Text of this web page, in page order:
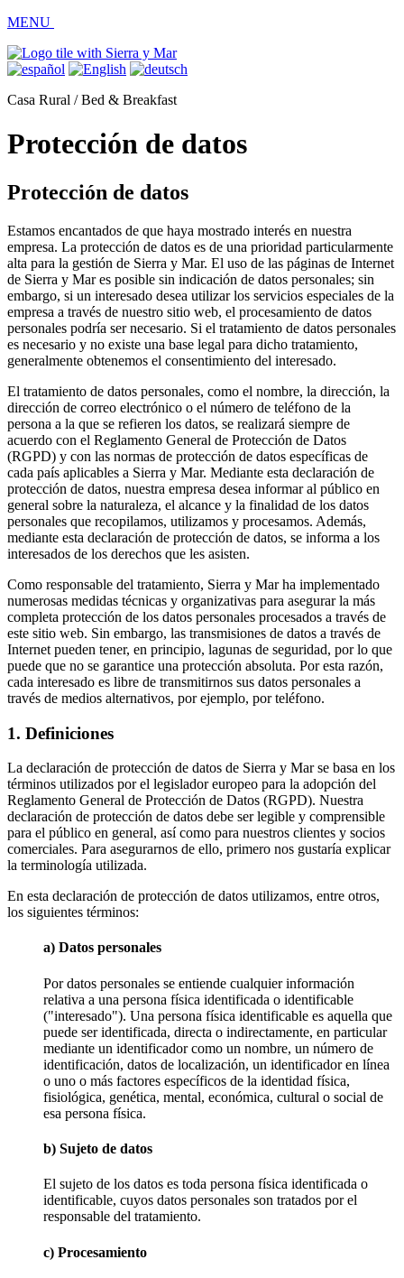
MENU
Casa Rural /Bed & Breakfast
Protección de datos
Protección de datos
Estamos encantados de que haya mostrado interés en nuestra
empresa. La protección de datos es de una prioridad particularmente
alta para la gestión de Sierra y Mar. El uso de las páginas de Internet
de Sierra y Mar es posible sin indicación de datos personales; sin
embargo, si un interesado desea utilizar los servicios especiales de la
empresa a través de nuestro sitio web, el procesamiento de datos
personales podría ser necesario. Si el tratamiento de datos personales
es necesario y no existe una base legal para dicho tratamiento,
generalmente obtenemos el consentimiento del interesado.
El tratamiento de datos personales, como el nombre, la dirección, la
dirección de correo electrónico o el número de teléfono de la
persona a la que se refieren los datos, se realizará siempre de
acuerdo con el Reglamento General de Protección de Datos
(RGPD) y con las normas de protección de datos específicas de
cada país aplicables a Sierra y Mar. Mediante esta declaración de
protección de datos, nuestra empresa desea informar al público en
general sobre la naturaleza, el alcance y la finalidad de los datos
personales que recopilamos, utilizamos y procesamos. Además,
mediante esta declaración de protección de datos, se informa a los
interesados de los derechos que les asisten.
Como responsable del tratamiento, Sierra y Mar ha implementado
numerosas medidas técnicas y organizativas para asegurar la más
completa protección de los datos personales procesados a través de
este sitio web. Sin embargo, las transmisiones de datos a través de
Internet pueden tener, en principio, lagunas de seguridad, por lo que
puede que no se garantice una protección absoluta. Por esta razón,
cada interesado es libre de transmitirnos sus datos personales a
través de medios alternativos, por ejemplo, por teléfono.
1. Definiciones
La declaración de protección de datos de Sierra y Mar se basa en los
términos utilizados por el legislador europeo para la adopción del
Reglamento General de Protección de Datos (RGPD). Nuestra
declaración de protección de datos debe ser legible y comprensible
para el público en general, así como para nuestros clientes y socios
comerciales. Para asegurarnos de ello, primero nos gustaría explicar
la terminología utilizada.
En esta declaración de protección de datos utilizamos, entre otros,
los siguientes términos:
a) Datos personales
Por datos personales se entiende cualquier información
relativa a una persona física identificada o identificable
("interesado"). Una persona física identificable es aquella que
puede ser identificada, directa o indirectamente, en particular
mediante un identificador como un nombre, un número de
identificación, datos de localización, un identificador en línea
o uno o más factores específicos de la identidad física,
fisiológica, genética, mental, económica, cultural o social de
esa persona física.
b) Sujeto de datos
El sujeto de los datos es toda persona física identificada o
identificable, cuyos datos personales son tratados por el
responsable del tratamiento.
c) Procesamiento